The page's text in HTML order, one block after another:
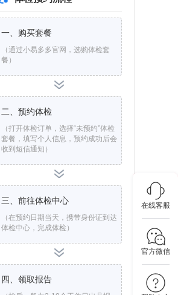
在线客服
官方微信
一、购买套餐
（通过小易多多官网，选购体检套
餐）
二、预约体检
（打开体检订单，选择“未预约”体检
套餐，填写个人信息，预约成功后会
收到短信通知）
三、前往体检中心
（在预约日期当天，携带身份证到达
体检中心，完成体检）
四、领取报告